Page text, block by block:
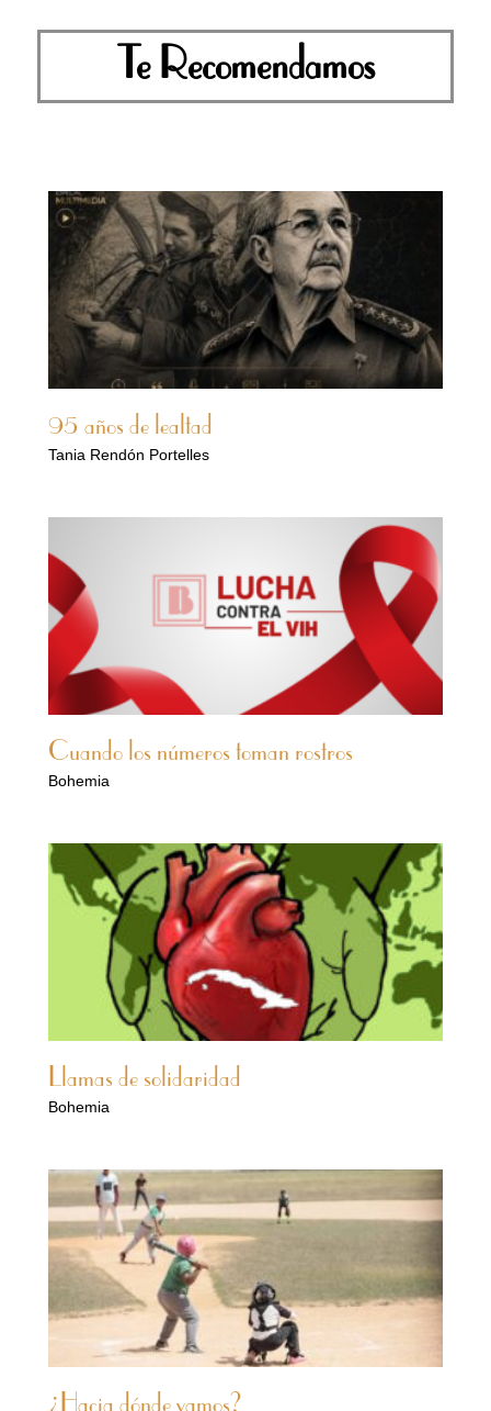
Te Recomendamos
95 años de lealtad
Tania Rendón Portelles
Cuando los números toman rostros
Bohemia
Llamas de solidaridad
Bohemia